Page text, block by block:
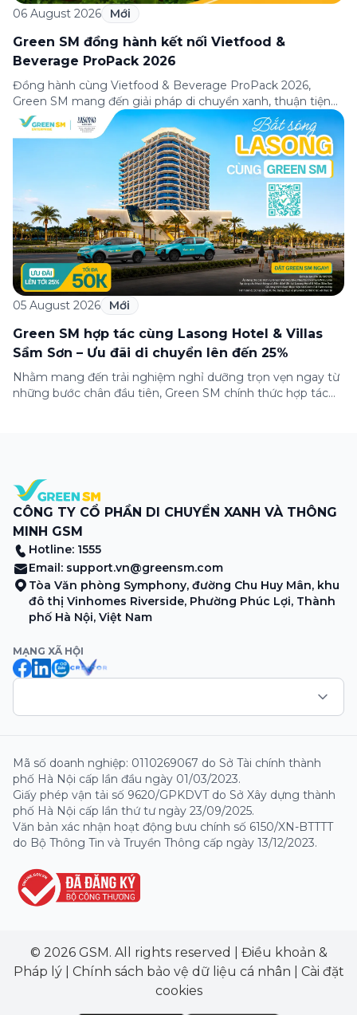
06 August 2026 Mới
Green SM đồng hành kết nối Vietfood &
Beverage ProPack 2026
Đồng hành cùng Vietfood & Beverage ProPack 2026,
Green SM mang đến giải pháp di chuyển xanh, thuận tiện
và chuyên nghiệp cho khách tham quan, doanh nghiệp
cùng các đối tác trong suốt thời gian diễn ra triển lãm. Sự
hợp tác góp phần nâng cao trải nghiệm tham dự, kết nối
05 August 2026 Mới
Green SM hợp tác cùng Lasong Hotel & Villas
Sầm Sơn – Ưu đãi di chuyển lên đến 25%
Nhằm mang đến trải nghiệm nghỉ dưỡng trọn vẹn ngay từ
những bước chân đầu tiên, Green SM chính thức hợp tác
CÔNG TY CỔ PHẦN DI CHUYỂN XANH VÀ THÔNG
MINH GSM
Hotline: 1555
Email: support.vn@greensm.com
Tòa Văn phòng Symphony, đường Chu Huy Mân, khu
đô thị Vinhomes Riverside, Phường Phúc Lợi, Thành
phố Hà Nội, Việt Nam
MẠNG XÃ HỘI
Mã số doanh nghiệp: 0110269067 do Sở Tài chính thành
phố Hà Nội cấp lần đầu ngày 01/03/2023.
Giấy phép vận tải số 9620/GPKDVT do Sở Xây dựng thành
phố Hà Nội cấp lần thứ tư ngày 23/09/2025.
Văn bản xác nhận hoạt động bưu chính số 6150/XN-BTTTT
do Bộ Thông Tin và Truyền Thông cấp ngày 13/12/2023.
© 2026 GSM. All rights reserved
Điều khoản &
Pháp lý| Chính sách bảo vệ dữ liệu cá nhân
Cài đặt
cookies